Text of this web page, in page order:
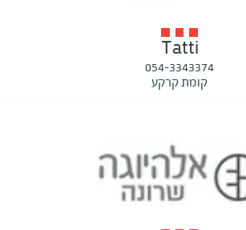
Tatti
054-3343374
קומת קרקע